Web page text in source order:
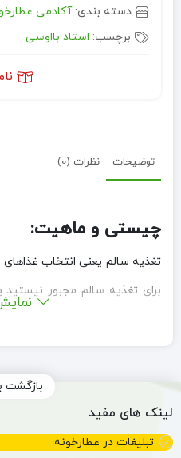
دسته بندی:آکادمی
برچسب: استاد بااوسی
توضیحات نظرات (0)
چیستی و ماهیت:
تغذیه سالم یعنی انتخاب
برای تغذیه سالم مجبور
البته به این سادگی‌ها که
نیاز آسان نیست…
چون ممکن است در روز چندین بار
بازگشت
لینک های مفید
تبلیغات در عطارخونه